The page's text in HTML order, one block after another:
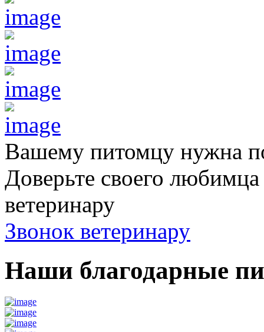
Вашему питомцу нужна
Доверьте своего
ветеринару
Звонок ветеринару
Наши благодарные